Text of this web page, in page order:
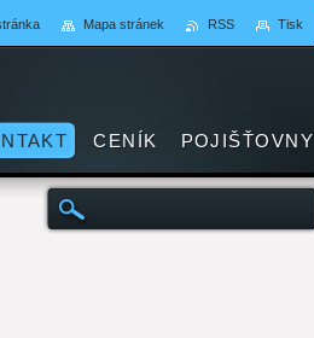
CENÍK POJIŠŤOVNY
Mapa stránek RSS Tisk